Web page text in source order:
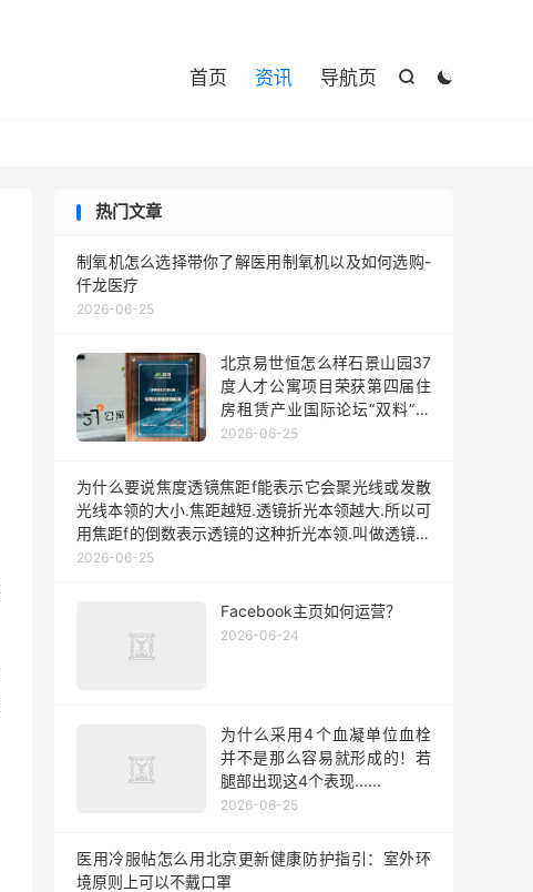


首页 资讯 导航页
热门文章
制氧机怎么选择带你了解医用制氧机以及如何选购-
仟龙医疗
2026-06-25
北京易世恒怎么样石景山园37
度人才公寓项目荣获第四届住
房租赁产业国际论坛“双料”奖
项
2026-06-25
为什么要说焦度透镜焦距f能表示它会聚光线或发散
光线本领的大小.焦距越短.透镜折光本领越大.所以可
用焦距f的倒数表示透镜的这种折光本领.叫做透镜的
焦度D.即D=$＼frac{1}{f}$式中：f的单位是m.D的
2026-06-25
Facebook主页如何运营？
2026-06-24
为什么采用4个血凝单位血栓
并不是那么容易就形成的！若
腿部出现这4个表现......
2026-06-25
医用冷服帖怎么用北京更新健康防护指引：室外环
境原则上可以不戴口罩